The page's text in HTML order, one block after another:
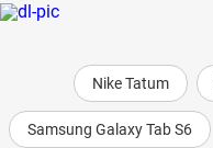
Nike Tatum
Samsung Galaxy Tab S6